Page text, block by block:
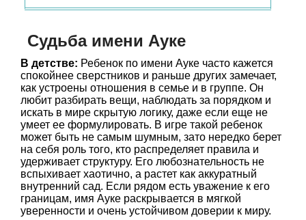
Судьба имени Ауке
В детстве: Ребенок по имени Ауке часто кажется
спокойнее сверстников и раньше других замечает,
как устроены отношения в семье и в группе. Он
любит разбирать вещи, наблюдать за порядком и
искать в мире скрытую логику, даже если еще не
умеет ее формулировать. В игре такой ребенок
может быть не самым шумным, зато нередко берет
на себя роль того, кто распределяет правила и
удерживает структуру. Его любознательность не
вспыхивает хаотично, а растет как аккуратный
внутренний сад. Если рядом есть уважение к его
границам, имя Ауке раскрывается в мягкой
уверенности и очень устойчивом доверии к миру.